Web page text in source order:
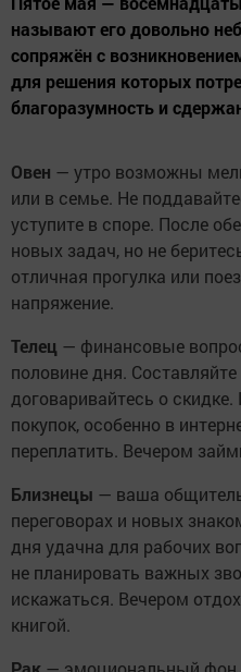
называют его довольно
сопряжён с
для решения которых
благоразумность и
Овен — утро возможны
или в семье. Не
уступите в споре. После
новых задач, но не
отличная прогулка или
напряжение.
Телец — финансовые
половине дня.
договаривайтесь о
покупок, особенно в
переплатить. Вечером
Близнецы — ваша
переговорах и новых
дня удачна для рабочих
не планировать важных
искажаться. Вечером
книгой.